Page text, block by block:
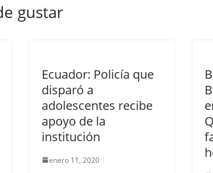
gustar
Ecuador: Policía que
disparó a
adolescentes recibe
apoyo de la
institución
enero 11, 2020